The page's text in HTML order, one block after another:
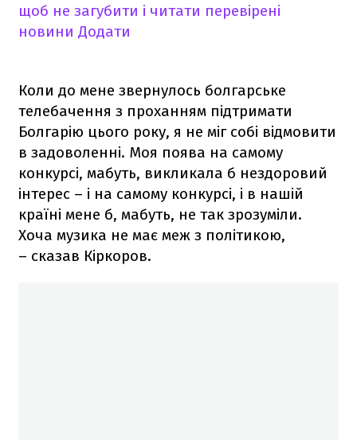
щоб не загубити і читати перевірені
новини Додати
Коли до мене звернулось болгарське
телебачення з проханням підтримати
Болгарію цього року, я не міг собі відмовити
в задоволенні. Моя поява на самому
конкурсі, мабуть, викликала б нездоровий
інтерес – і на самому конкурсі, і в нашій
країні мене б, мабуть, не так зрозуміли.
Хоча музика не має меж з політикою,
– сказав Кіркоров.